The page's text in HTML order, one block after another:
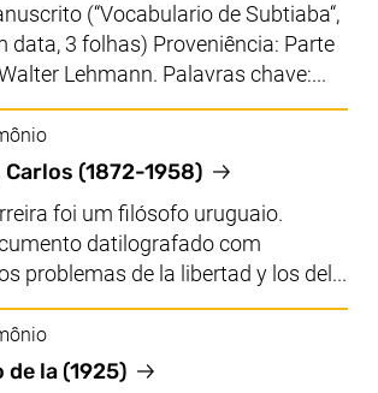
(“Vocabulario de Subtiaba“,
data, 3 folhas) Proveniência: Parte
Lehmann. Palavras chave:...
(1872-1958)
foi um filósofo uruguaio.
datilografado com
problemas de la libertad y los del...
de la (1925)